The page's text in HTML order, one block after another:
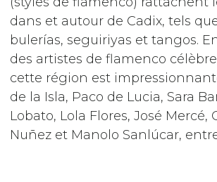
dans et autour de Cadix, tels
bulerías, seguiriyas et tangos.
des artistes de flamenco
cette région est
de la Isla, Paco de Lucia, Sara
Lobato, Lola Flores, José Mercé,
Nuñez et Manolo Sanlúcar,